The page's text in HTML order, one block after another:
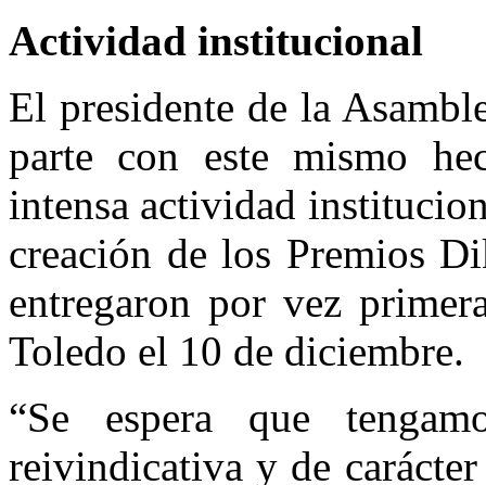
Actividad institucional
El presidente de la
parte con este mismo
intensa actividad
creación de los Premios
entregaron por vez
Toledo el 10 de diciembre.
“Se espera que
reivindicativa y de